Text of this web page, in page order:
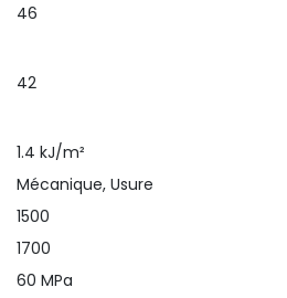
46
42
1.4 kJ/m²
Mécanique, Usure
1500
1700
60 MPa